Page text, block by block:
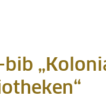
bib